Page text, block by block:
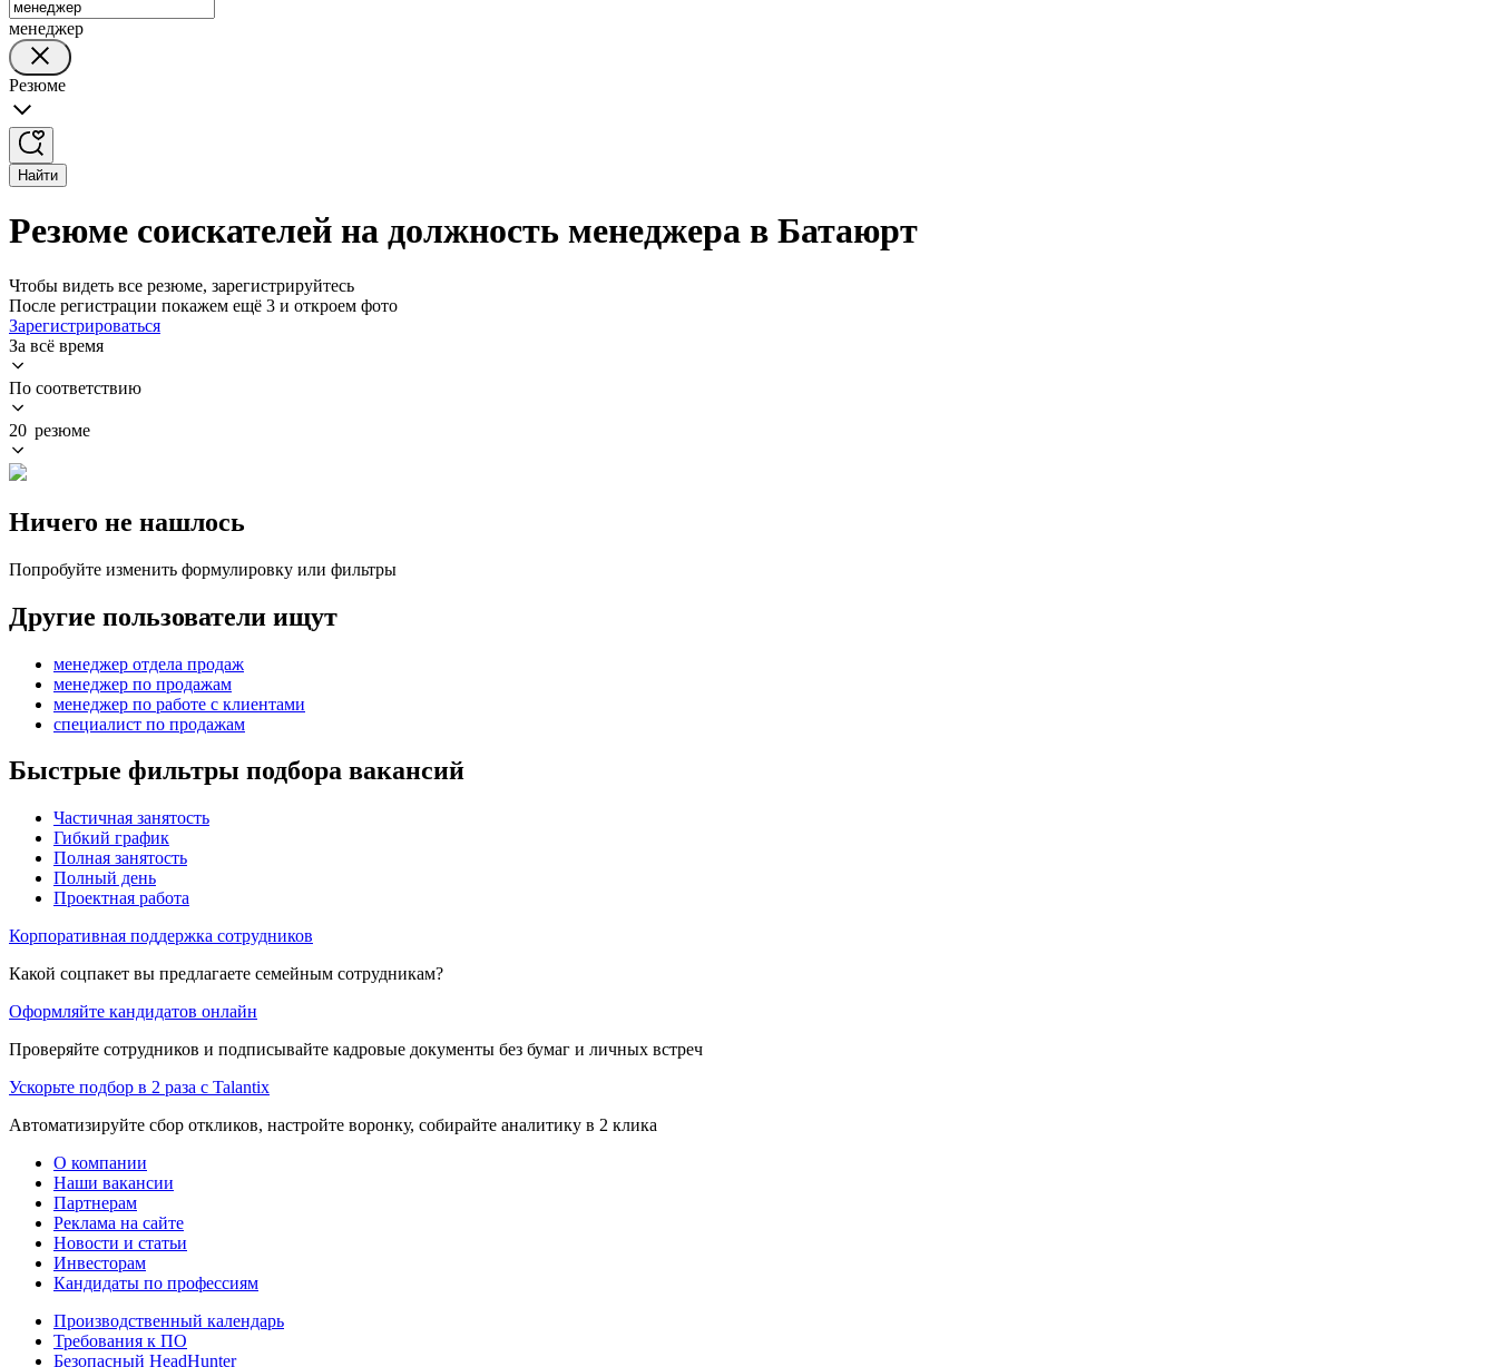
менеджер
Резюме
Найти
Резюме соискателей на должность менеджера в Батаюрт
Чтобы видеть все резюме, зарегистрируйтесь
После регистрации покажем ещё 3 и откроем фото
Зарегистрироваться
За всё время
По соответствию
20 резюме
Ничего не нашлось
Попробуйте изменить формулировку или фильтры
Другие пользователи ищут
менеджер отдела продаж
менеджер по продажам
менеджер по работе с клиентами
специалист по продажам
Быстрые фильтры подбора вакансий
Частичная занятость
Гибкий график
Полная занятость
Полный день
Проектная работа
Корпоративная поддержка сотрудников
Какой соцпакет вы предлагаете семейным сотрудникам?
Оформляйте кандидатов онлайн
Проверяйте сотрудников и подписывайте кадровые документы без бумаг и личных встреч
Ускорьте подбор в 2 раза с Talantix
Автоматизируйте сбор откликов, настройте воронку, собирайте аналитику в 2 клика
О компании
Наши вакансии
Партнерам
Реклама на сайте
Новости и статьи
Инвесторам
Кандидаты по профессиям
Производственный календарь
Требования к ПО
Безопасный HeadHunter